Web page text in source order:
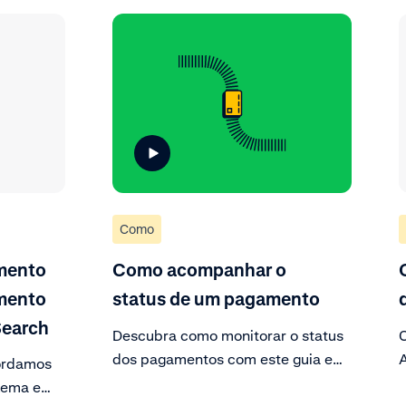
e
Como
Como acompanhar o
status de um pagamento
Descubra como monitorar o status
dos pagamentos com este guia em